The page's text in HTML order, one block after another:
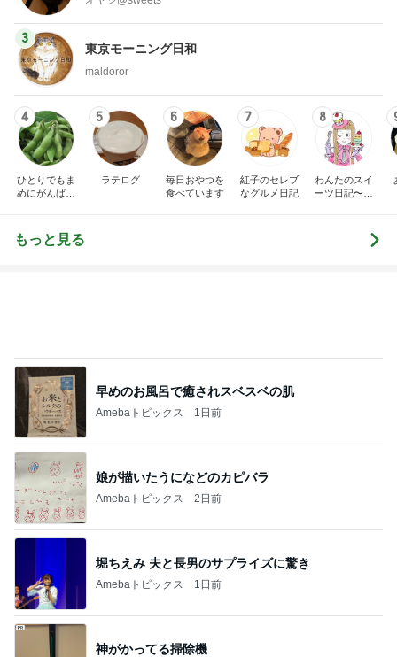
3
東京モーニング日和
maldoror
4
ひとりでもま
めにがんばる
5
ラテログ
6
毎日おやつを
食べています
7
紅子のセレブ
なグルメ日記
8
わんたのスイ
ーツ日記〜小
もっと見る
早めのお風呂で癒されスベスベの肌
Amebaトピックス 1日前
娘が描いたうになどのカピバラ
Amebaトピックス 2日前
堀ちえみ 夫と長男のサプライズに驚き
Amebaトピックス 1日前
神がかってる掃除機